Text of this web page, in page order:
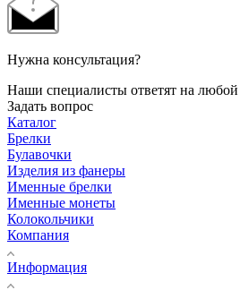
Нужна консультация?
Наши специалисты ответят на
Задать вопрос
Каталог
Брелки
Булавочки
Изделия из фанеры
Именные брелки
Именные монеты
Колокольчики
Компания
Информация